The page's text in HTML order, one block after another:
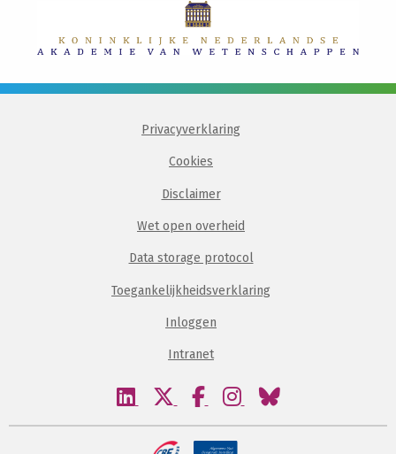
Privacyverklaring
Cookies
Disclaimer
Wet open overheid
Data storage protocol
Toegankelijkheidsverklaring
Inloggen
Intranet
Bezoek
linkedin
Bezoek
twitter
Bezoek
facebook
Bezoek
instagram
Bezoek